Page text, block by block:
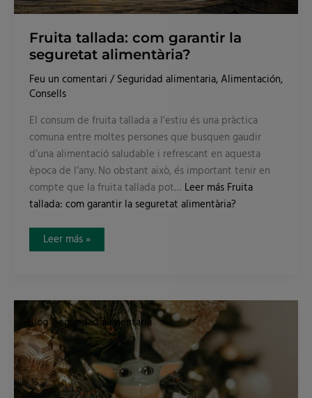
Fruita tallada: com garantir la
seguretat alimentària?
Feu un comentari / Seguridad alimentaria, Alimentación,
Consells
El consum de fruita tallada a l’estiu és una pràctica
comuna entre moltes persones que busquen gaudir
d’una alimentació saludable i refrescant en aquesta
època de l’any. No obstant això, és important tenir en
compte que la fruita tallada pot… Leer másFruita
tallada: com garantir la seguretat alimentària?
Leer más »
Blog,Seguridad alimentaria
Per
tenir
unes
festes
segures,
seguir
aquests
10
consells
deus